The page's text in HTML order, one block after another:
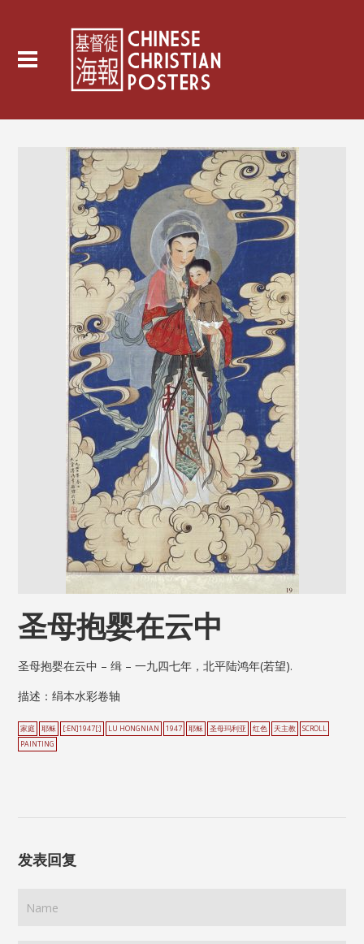
圣母抱婴在云中
圣母抱婴在云中 – 缉 – 一九四七年，北平陆鸿年(若望).
描述：绢本水彩卷轴
家庭 耶稣 [:EN]1947[:] LU HONGNIAN 1947 耶稣 圣母玛利亚 红色 天主教
SCROLL
PAINTING
发表回复